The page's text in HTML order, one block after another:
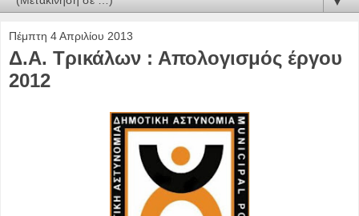
Πέμπτη 4 Απριλίου 2013
Δ.Α. Τρικάλων : Απολογισμός έργου
2012